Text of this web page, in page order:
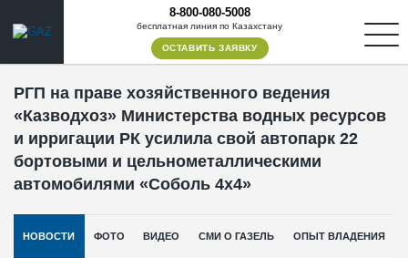
ОСТАВИТЬ ЗАЯВКУ
8-800-080-5008
бесплатная линия по Казахстану
РГП на праве хозяйственного ведения
«Казводхоз» Министерства водных ресурсов
и ирригации РК усилила свой автопарк 22
бортовыми и цельнометаллическими
автомобилями «Соболь 4х4»
НОВОСТИ ФОТО ВИДЕО СМИ О ГАЗЕЛЬ ОПЫТ ВЛАДЕНИЯ